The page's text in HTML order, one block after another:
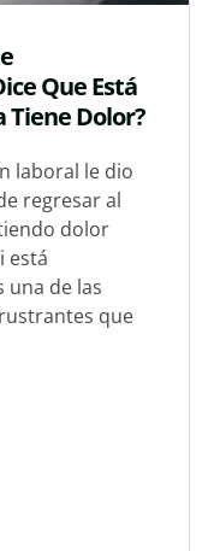
Que Está
Tiene Dolor?
laboral le dio
regresar al
dolor
está
una de las
que